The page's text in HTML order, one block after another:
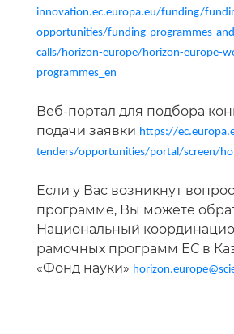
innovation.ec.europa.eu/funding/
opportunities/funding-programmes-
calls/horizon-europe/horizon-europe-
programmes_en
Веб-портал для подбора
подачи заявки https://
tenders/opportunities/portal/screen/
Если у Вас возникнут
программе, Вы можете
Национальный
рамочных программ ЕС в
«Фонд науки» horizon.europe@